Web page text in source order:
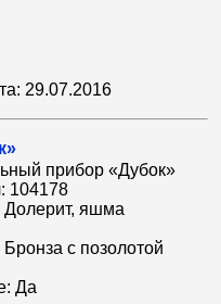
29.07.2016
прибор «Дубок»
104178
Долерит, яшма
с позолотой
Да